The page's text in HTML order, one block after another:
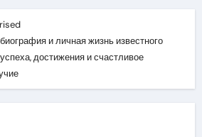
и личная жизнь известного
достижения и счастливое